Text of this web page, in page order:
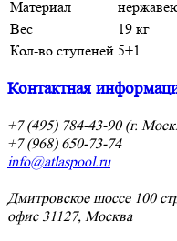
Материал
Вес
19 кг
Кол-во ступеней 5+1
Контактная
+7 (495) 784-43-90 (г.
+7 (968) 650-73-74
info@atlaspool.ru
Дмитровское шоссе 100
офис 31127, Москва